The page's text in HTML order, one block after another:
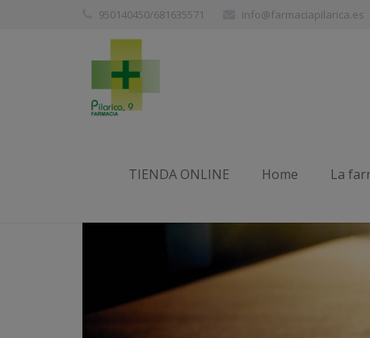
950140450/681635571 info@farmaciapilarica.es
TIENDA ONLINE Home La